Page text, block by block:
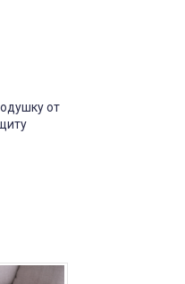
замовити ще одну для дитини.
Рекомендую
от